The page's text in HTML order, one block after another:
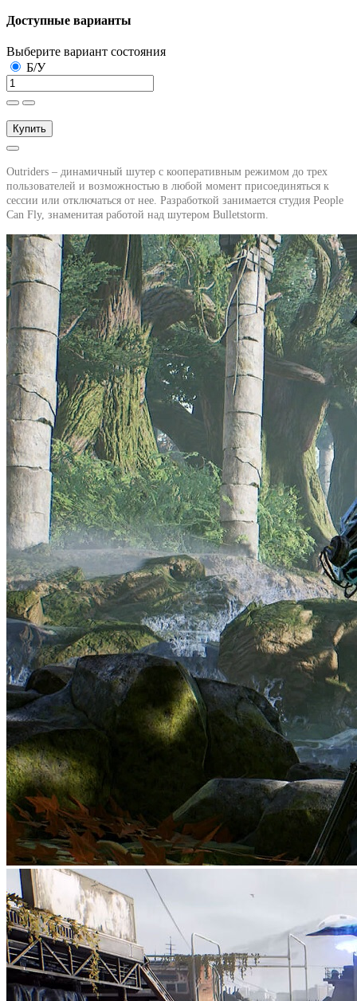
Доступные варианты
Выберите вариант состояния
Б/У
Купить
Outriders – динамичный шутер с кооперативным режимом до трех
пользователей и возможностью в любой момент присоединяться к
сессии или отключаться от нее. Разработкой занимается студия People
Can Fly, знаменитая работой над шутером Bulletstorm.